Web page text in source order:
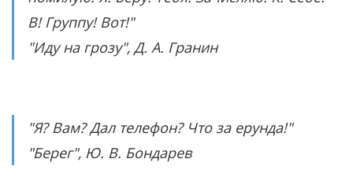
В! Группу! Вот!"
"Иду на грозу", Д. А. Гранин
"Я? Вам? Дал телефон? Что за ерунда!"
"Берег", Ю. В. Бондарев